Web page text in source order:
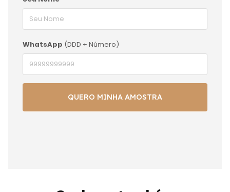
WhatsApp (DDD + Número)